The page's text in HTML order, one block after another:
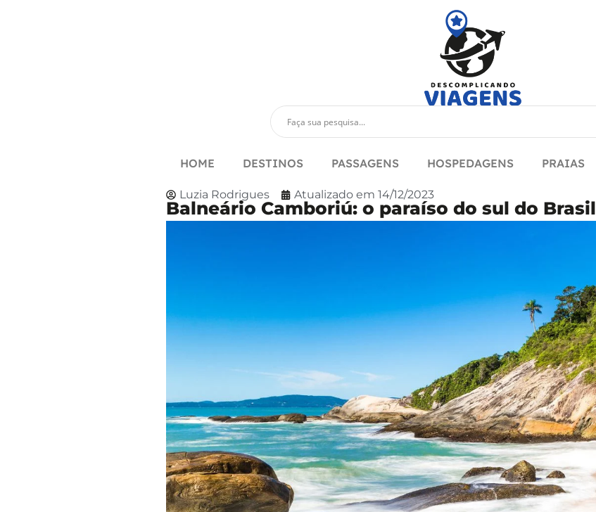
HOME DESTINOS PASSAGENS HOSPEDAGENS PRAIAS
Luzia Rodrigues Atualizado em 14/12/2023
Balneário Camboriú: o paraíso do sul do Brasil